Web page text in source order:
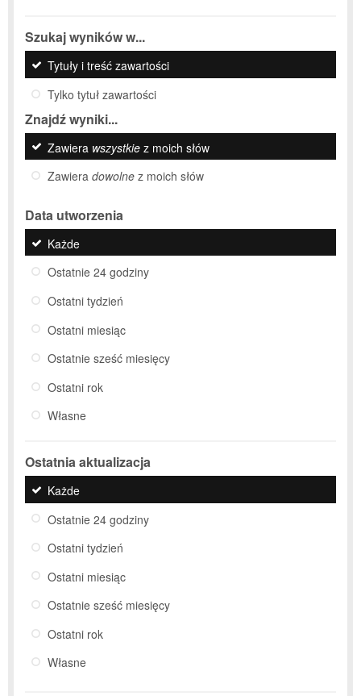
Szukaj wyników w...
Tytuły i treść zawartości
Tylko tytuł zawartości
Znajdź wyniki...
Zawiera wszystkie z moich słów
Zawiera dowolne z moich słów
Data utworzenia
Każde
Ostatnie 24 godziny
Ostatni tydzień
Ostatni miesiąc
Ostatnie sześć miesięcy
Ostatni rok
Własne
Ostatnia aktualizacja
Każde
Ostatnie 24 godziny
Ostatni tydzień
Ostatni miesiąc
Ostatnie sześć miesięcy
Ostatni rok
Własne